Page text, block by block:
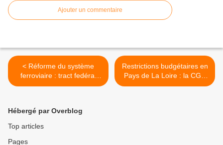
Ajouter un commentaire
< Réforme du système
ferroviaire : tract fedéral
aux usagers
Restrictions budgétaires en
Pays de La Loire : la CGT
dit STOP, ça suffit ! >
Hébergé par Overblog
Top articles
Pages